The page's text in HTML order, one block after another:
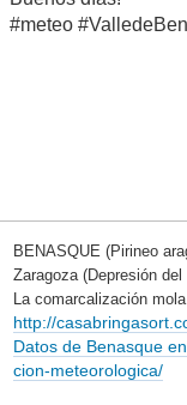
#meteo
BENASQUE (Pirineo
Zaragoza (Depresión
La comarcalización
http://
Datos de Benasque
cion-meteorologica/